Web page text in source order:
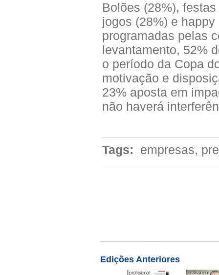
Bolões (28%),
jogos (28%) e
programadas pelas
levantamento, 52%
o período da Copa
motivação e
23% aposta em
não haverá
Tags: empresas,
Edições Anteriores